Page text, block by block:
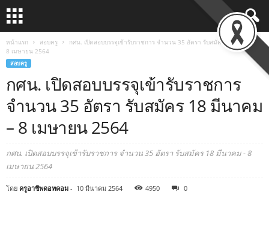
หน้าแรก สอบครู
กศน. เปิดสอบบรรจุเข้ารับราชการ จำนวน 35 อัตรา รับสมัคร 18 มีนาคม –
8 เมษายน 2564
สอบครู
กศน. เปิดสอบบรรจุเข้ารับราชการ
จำนวน 35 อัตรา รับสมัคร 18 มีนาคม
– 8 เมษายน 2564
กศน. เปิดสอบบรรจุเข้ารับราชการ จำนวน 35 อัตรา รับสมัคร 18 มีนาคม - 8
เมษายน 2564
โดย ครูอาชีพดอทคอม - 10 มีนาคม 2564 4950 0